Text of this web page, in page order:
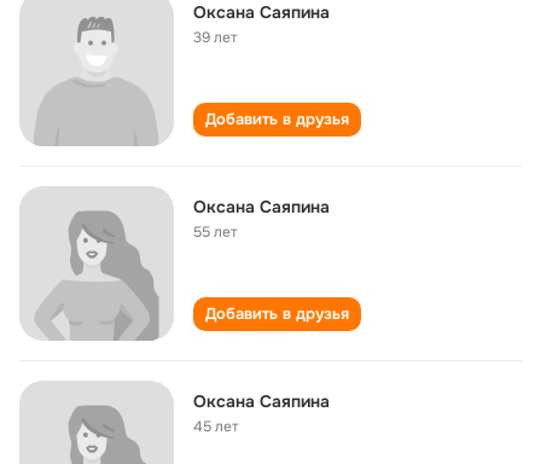
Оксана Саяпина
39 лет
Добавить в друзья
Оксана Саяпина
55 лет
Добавить в друзья
Оксана Саяпина
45 лет